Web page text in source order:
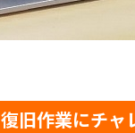
復旧作業にチャ